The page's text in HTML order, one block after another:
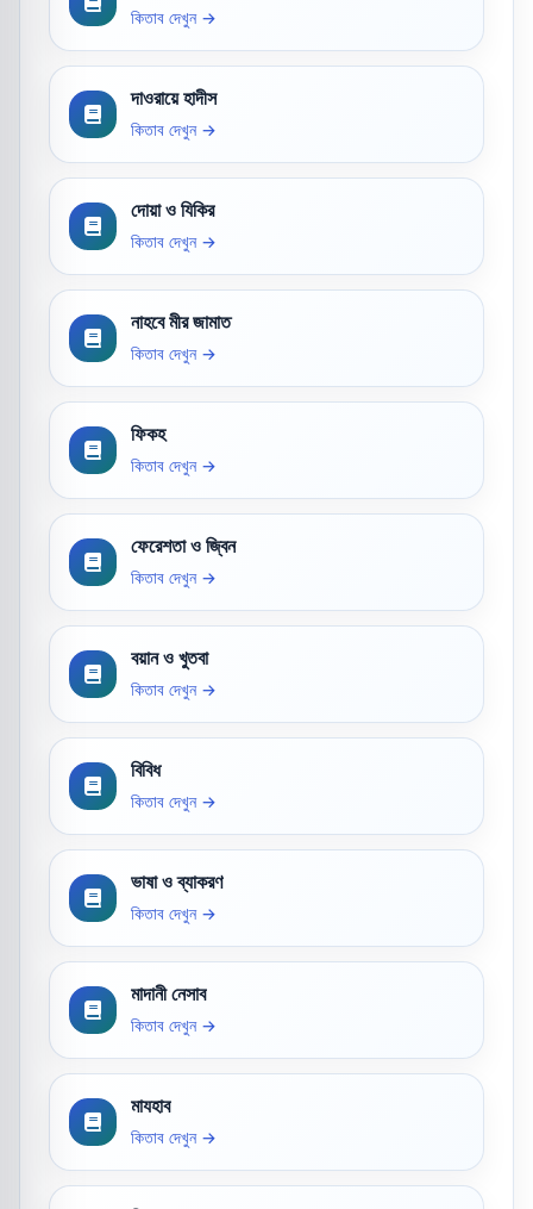
কিতাব দেখুন →
দাওরায়ে হাদীস
কিতাব দেখুন →
দোয়া ও যিকির
কিতাব দেখুন →
নাহবে মীর জামাত
কিতাব দেখুন →
ফিকহ
কিতাব দেখুন →
ফেরেশতা ও জ্বিন
কিতাব দেখুন →
বয়ান ও খুতবা
কিতাব দেখুন →
বিবিধ
কিতাব দেখুন →
ভাষা ও ব্যাকরণ
কিতাব দেখুন →
মাদানী নেসাব
কিতাব দেখুন →
মাযহাব
কিতাব দেখুন →